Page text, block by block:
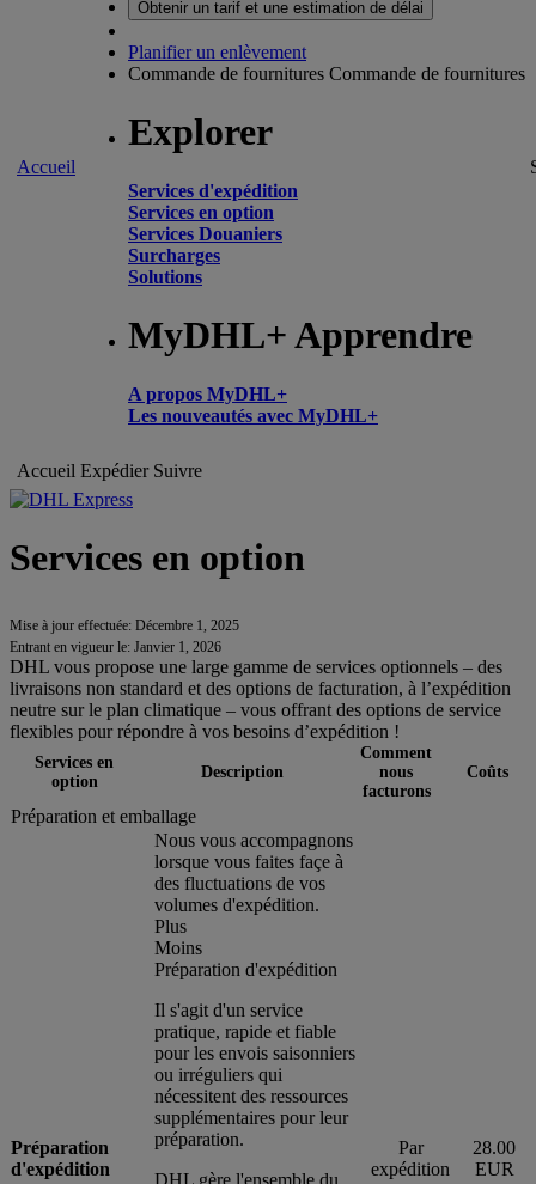
Accueil
Obtenir un tarif et une estimation de délai
Planifier un enlèvement
Commande de fournitures Commande de fournitures
Explorer
Services d'expédition
Services en option
Services Douaniers
Surcharges
Solutions
MyDHL+ Apprendre
A propos MyDHL+
Les nouveautés avec MyDHL+
Accueil Expédier Suivre
Services en option
Mise à jour effectuée: Décembre 1, 2025
Entrant en vigueur le: Janvier 1, 2026
DHL vous propose une large gamme de services optionnels – des
livraisons non standard et des options de facturation, à l’expédition
neutre sur le plan climatique – vous offrant des options de service
flexibles pour répondre à vos besoins d’expédition !
Services en
option
Description
Comment
nous
facturons
Coûts
Préparation et emballage
Préparation
d'expédition
Nous vous accompagnons
lorsque vous faites façe à
des fluctuations de vos
volumes d'expédition.
Plus
Moins
Préparation d'expédition
Il s'agit d'un service
pratique, rapide et fiable
pour les envois saisonniers
ou irréguliers qui
nécessitent des ressources
supplémentaires pour leur
préparation.
Par
expédition
28.00
EUR